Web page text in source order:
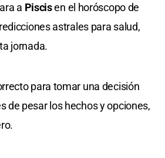
a Piscisen el horóscopo de
astrales para salud,
jornada.
para tomar una decisión
de pesar los hechos y opciones,